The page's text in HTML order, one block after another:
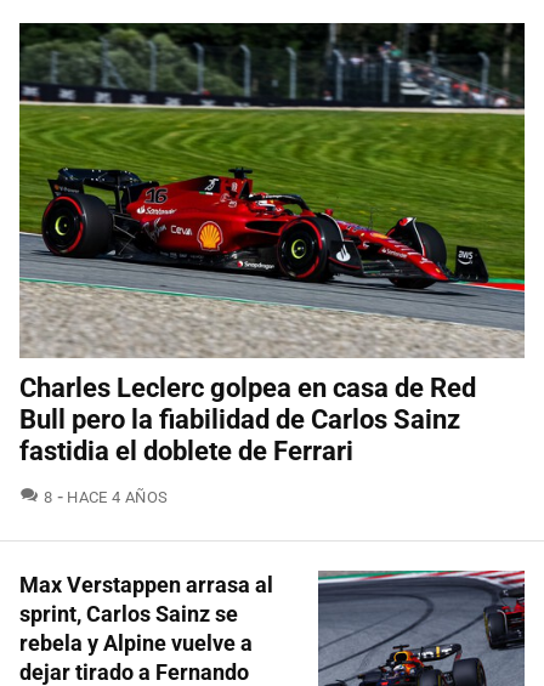
Charles Leclerc golpea en casa de Red
Bull pero la fiabilidad de Carlos Sainz
fastidia el doblete de Ferrari
8 COMENTARIOS
HACE 4 AÑOS
Max Verstappen arrasa al
sprint, Carlos Sainz se
rebela y Alpine vuelve a
dejar tirado a Fernando